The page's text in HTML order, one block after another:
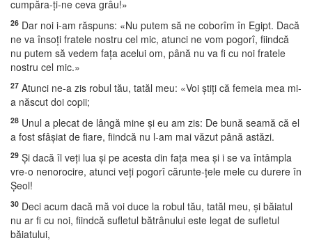
cumpăra-ţi-ne ceva grâu!»
26 Dar noi i-am răspuns: «Nu putem să ne coborîm în Egipt. Dacă
ne va însoţi fratele nostru cel mic, atunci ne vom pogorî, fiindcă
nu putem să vedem faţa acelui om, până nu va fi cu noi fratele
nostru cel mic.»
27 Atunci ne-a zis robul tău, tatăl meu: «Voi ştiţi că femeia mea mi-
a născut doi copii;
28 Unul a plecat de lângă mine şi eu am zis: De bună seamă că el
a fost sfâşiat de fiare, fiindcă nu l-am mai văzut până astăzi.
29 Şi dacă îl veţi lua şi pe acesta din faţa mea şi i se va întâmpla
vre-o nenorocire, atunci veţi pogorî cărunte-ţele mele cu durere în
Şeol!
30 Deci acum dacă mă voi duce la robul tău, tatăl meu, şi băiatul
nu ar fi cu noi, fiindcă sufletul bătrânului este legat de sufletul
băiatului,